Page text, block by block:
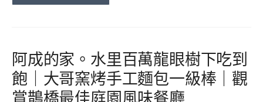
阿成的家。水里百萬龍眼樹下吃到
飽｜大哥窯烤手工麵包一級棒｜觀
賞鵲橋最佳庭園風味餐廳